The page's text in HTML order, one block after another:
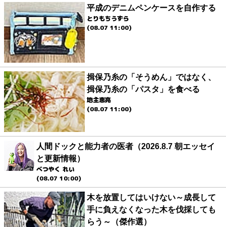
平成のデニムペンケースを自作する
とりもちうずら
(08.07 11:00)
揖保乃糸の「そうめん」ではなく、
揖保乃糸の「パスタ」を食べる
地主恵亮
(08.07 11:00)
人間ドックと能力者の医者（2026.8.7 朝エッセイ
と更新情報）
べつやく れい
(08.07 10:00)
木を放置してはいけない～成長して
手に負えなくなった木を伐採しても
らう～（傑作選）